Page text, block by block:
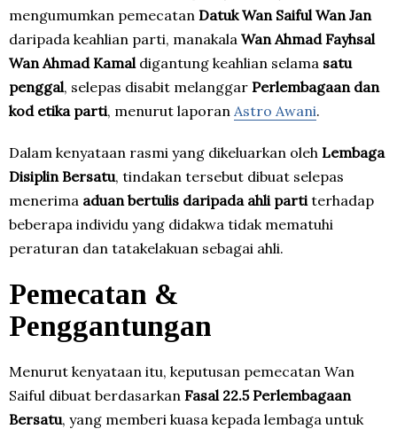
mengumumkan pemecatan Datuk Wan Saiful Wan Jan
daripada keahlian parti, manakala Wan Ahmad Fayhsal
Wan Ahmad Kamaldigantung keahlian selama satu
penggal, selepas disabit melanggar Perlembagaan dan
kod etika parti, menurut laporan Astro Awani.
Dalam kenyataan rasmi yang dikeluarkan oleh Lembaga
Disiplin Bersatu, tindakan tersebut dibuat selepas
menerima aduan bertulis daripada ahli partiterhadap
beberapa individu yang didakwa tidak mematuhi
peraturan dan tatakelakuan sebagai ahli.
Pemecatan &
Penggantungan
Menurut kenyataan itu, keputusan pemecatan Wan
Saiful dibuat berdasarkan Fasal 22.5 Perlembagaan
Bersatu, yang memberi kuasa kepada lembaga untuk